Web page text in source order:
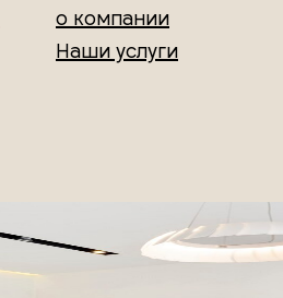
о компании
Наши услуги